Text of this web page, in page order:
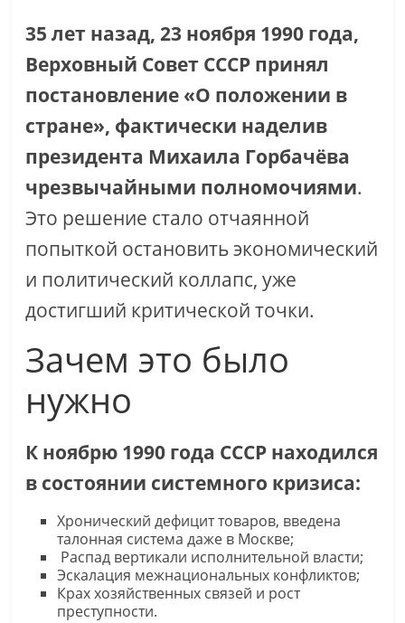
35 лет назад, 23 ноября 1990 года,
Верховный Совет СССР принял
постановление «О положении в
стране», фактически наделив
президента Михаила Горбачёва
чрезвычайными полномочиями.
Это решение стало отчаянной
попыткой остановить экономический
и политический коллапс, уже
достигший критической точки.
Зачем это было
нужно
К ноябрю 1990 года СССР находился
в состоянии системного кризиса:
Хронический дефицит товаров, введена
талонная система даже в Москве;
Распад вертикали исполнительной власти;
Эскалация межнациональных конфликтов;
Крах хозяйственных связей и рост
преступности.